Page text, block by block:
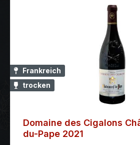
Frankreich
trocken
Domaine des Cigalons
du-Pape 2021